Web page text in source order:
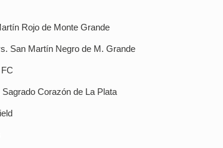
Rojo de Monte Grande
San Martín Negro de M. Grande
Corazón de La Plata